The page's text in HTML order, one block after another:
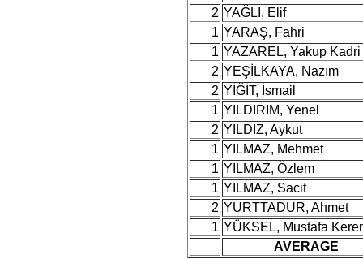
2 YAĞLI, Elif
1 YARAŞ, Fahri
1 YAZAREL, Yakup Kadri
2 YEŞİLKAYA, Nazım
2 YİĞİT, İsmail
1 YILDIRIM, Yenel
2 YILDIZ, Aykut
1 YILMAZ, Mehmet
1 YILMAZ, Özlem
1 YILMAZ, Sacit
2 YURTTADUR, Ahmet
1 YÜKSEL, Mustafa
AVERAGE